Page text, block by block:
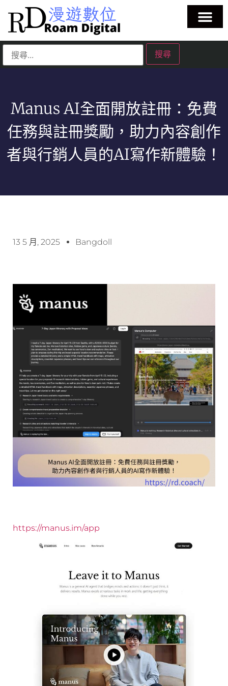
Manus AI全面開放註冊：免費
任務與註冊獎勵，助力內容創作
者與行銷人員的AI寫作新體驗！
13 5 月, 2025 Bangdoll
https://manus.im/app